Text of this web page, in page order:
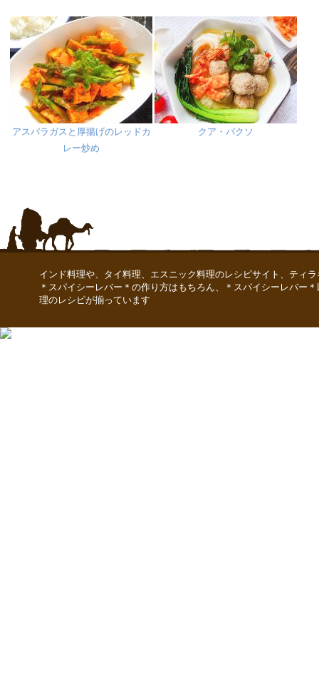
アスパラガスと厚揚げのレッドカ
レー炒め
クア・バクソ
インド料理や、タイ料理、エスニック料理のレシピサイト、ティ
＊スパイシーレバー＊の作り方はもちろん、＊スパイシーレバー
理のレシピが揃っています